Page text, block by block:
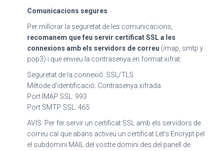
Comunicacions segures
Per millorar la seguretat de les comunicacions,
recomanem que feu servir certificat SSL a les
connexions amb els servidors de correu (imap, smtp y
pop3) i que envieu la contrasenya en format xifrat:
Seguretat de la connexió: SSL/TLS
Mètode d’identificació: Contrasenya xifrada
Port IMAP SSL: 993
Port SMTP SSL: 465
AVIS: Per fer servir un certificat SSL amb els servidors de
correu cal que abans activeu un certificat Let’s Encrypt pel
el subdomini MAIL del vostre domini des del panell de